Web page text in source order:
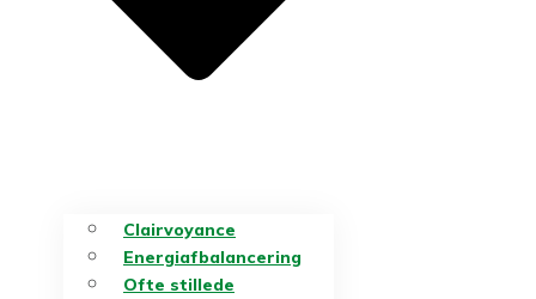
Clairvoyance
Energiafbalancering
Ofte stillede